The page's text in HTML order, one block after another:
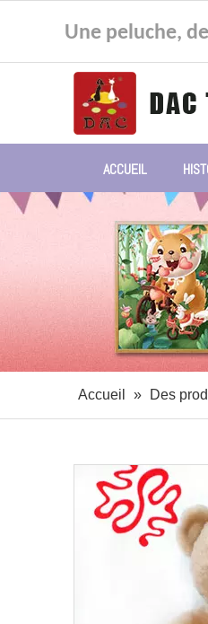
Une peluche,
ACCUEIL
Accueil » Des